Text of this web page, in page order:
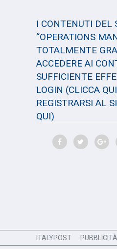
I CONTENUTI DEL
“OPERATIONS
TOTALMENTE
ACCEDERE AI
SUFFICIENTE
LOGIN (CLICCA
REGISTRARSI AL
QUI)
ITALYPOST PUBBLICITÀ